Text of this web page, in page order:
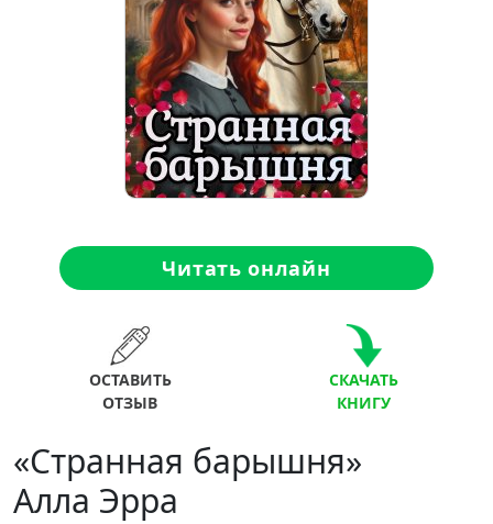
Читать онлайн
ОСТАВИТЬ
ОТЗЫВ
СКАЧАТЬ
КНИГУ
«Странная барышня»
Алла Эрра